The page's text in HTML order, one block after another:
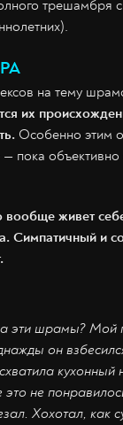
трешамбря
на тему
их
Особенно этим
пока
вообще живет
Симпатичный и
эти шрамы?
он
кухонный
это не
Хохотал, как